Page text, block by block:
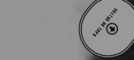
VOLTAR AO TOPO